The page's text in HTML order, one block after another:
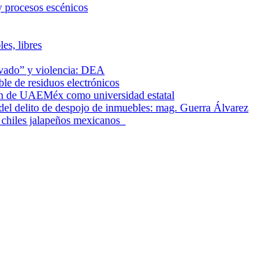
escénicos
libres
y violencia: DEA
de residuos electrónicos
de UAEMéx como universidad estatal
delito de despojo de inmuebles: mag. Guerra Álvarez
jalapeños mexicanos